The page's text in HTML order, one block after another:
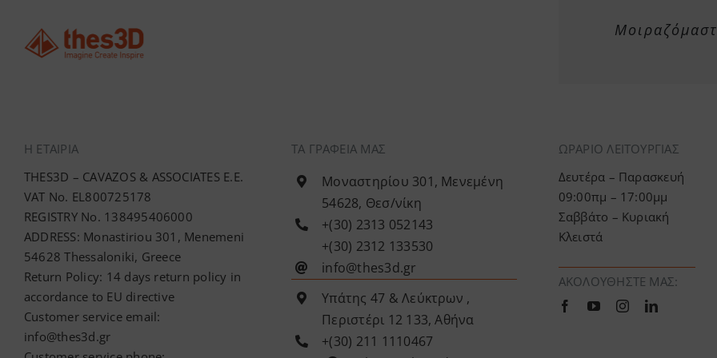
Η ΕΤΑΙΡΊΑ
THES3D – CAVAZOS & ASSOCIATES E.E.
VAT No. EL800725178
REGISTRY No. 138495406000
ADDRESS: Monastiriou 301, Menemeni
54628 Thessaloniki, Greece
Return Policy: 14 days return policy in
accordance to EU directive
Customer service email:
info@thes3d.gr
ΤΑ ΓΡΑΦΕΙΑ ΜΑΣ
Μοναστηρίου 301, Μενεμένη
54628, Θεσ/νίκη
+(30) 2313 052143
+(30) 2312 133530
info@thes3d.gr
Υπάτης 47 & Λεύκτρων ,
Περιστέρι 12 133, Αθήνα
+(30) 211 1110467
ΩΡΑΡΙΟ ΛΕΙΤΟΥΡΓΙΑΣ
Δευτέρα – Παρασκευή
09:00πμ – 17:00μμ
Σαββάτο – Κυριακή
Κλειστά
ΑΚΟΛΟΥΘΉΣΤΕ ΜΑΣ: